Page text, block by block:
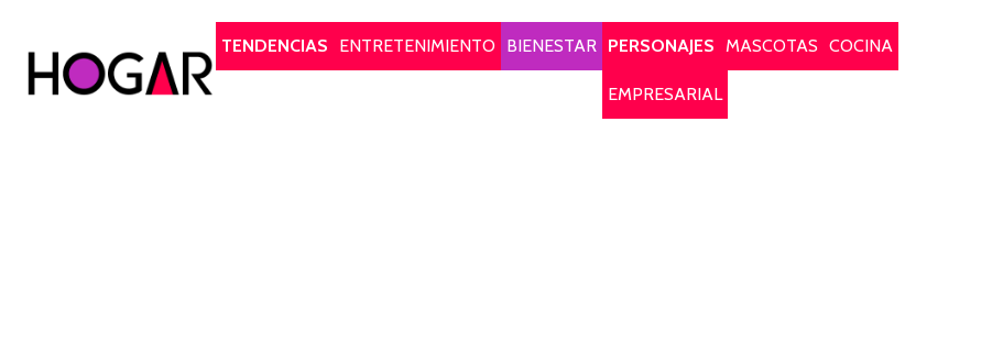
TENDENCIAS
ENTRETENIMIENTO BIENESTAR PERSONAJES MASCOTAS COCINA
EMPRESARIAL